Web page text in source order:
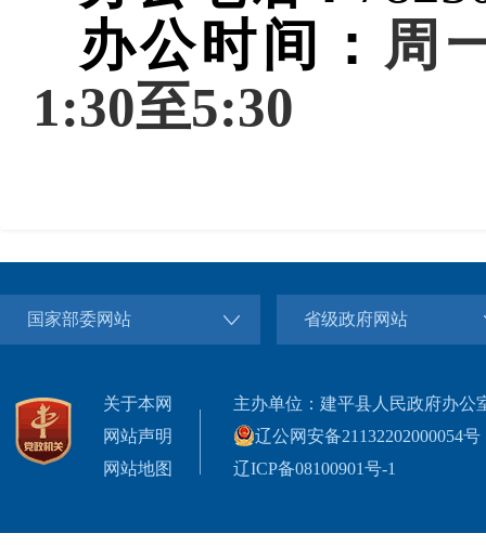
办公时间： 周
1:30至5:30
国家部委网站 省级政府网站
关于本网
网站声明
网站地图
主办单位：建平县人民政府办公
辽公网安备21132202000054号
辽ICP备08100901号-1